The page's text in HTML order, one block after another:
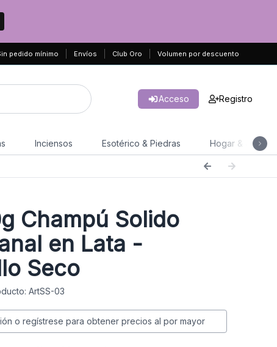
pedido mínimo Envíos Club Oro Volumen por descuento
Acceso Registro
Inciensos Esotérico & Piedras Hogar & Jardín
Champú Solido
en Lata -
Seco
ArtSS-03
o regístrese para obtener precios al por mayor